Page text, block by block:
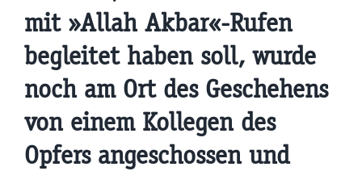
mit »Allah Akbar«-Rufen
begleitet haben soll, wurde
noch am Ort des Geschehens
von einem Kollegen des
Opfers angeschossen und